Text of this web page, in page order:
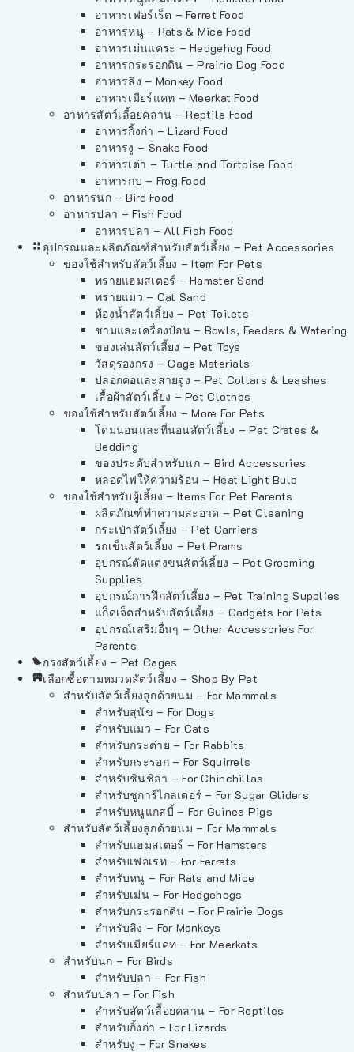
อาหารเฟอร์เร็ต – Ferret Food
อาหารหนู – Rats & Mice Food
อาหารเม่นแคระ – Hedgehog Food
อาหารกระรอกดิน – Prairie Dog Food
อาหารลิง – Monkey Food
อาหารเมียร์แคท – Meerkat Food
อาหารสัตว์เลี้อยคลาน – Reptile Food
อาหารกิ้งก่า – Lizard Food
อาหารงู – Snake Food
อาหารเต่า – Turtle and Tortoise Food
อาหารกบ – Frog Food
อาหารนก – Bird Food
อาหารปลา – Fish Food
อาหารปลา – All Fish Food
อุปกรณและผลิตภัณฑ์สำหรับสัตว์เลี้ยง – Pet Accessories
ของใช้สำหรับสัตว์เลี้ยง – Item For Pets
ทรายแฮมสเตอร์ – Hamster Sand
ทรายแมว – Cat Sand
ห้องน้ำสัตว์เลี้ยง – Pet Toilets
ชามและเครื่องป้อน – Bowls, Feeders & Watering
ของเล่นสัตว์เลี้ยง – Pet Toys
วัสดุรองกรง – Cage Materials
ปลอกคอและสายจูง – Pet Collars & Leashes
เสื้อผ้าสัตว์เลี้ยง – Pet Clothes
ของใช้สำหรับสัตว์เลี้ยง – More For Pets
โดมนอนและที่นอนสัตว์เลี้ยง – Pet Crates &
Bedding
ของประดับสำหรับนก – Bird Accessories
หลอดไฟให้ความร้อน – Heat Light Bulb
ของใช้สำหรับผู้เลี้ยง – Items For Pet Parents
ผลิตภัณฑ์ทำความสะอาด – Pet Cleaning
กระเป๋าสัตว์เลี้ยง – Pet Carriers
รถเข็นสัตว์เลี้ยง – Pet Prams
อุปกรณ์ตัดแต่งขนสัตว์เลี้ยง – Pet Grooming
Supplies
อุปกรณ์การฝึกสัตว์เลี้ยง – Pet Training Supplies
แก็ดเจ็ตสำหรับสัตว์เลี้ยง – Gadgets For Pets
อุปกรณ์เสริมอื่นๆ – Other Accessories For
Parents
กรงสัตว์เลี้ยง – Pet Cages
เลือกซื้อตามหมวดสัตว์เลี้ยง – Shop By Pet
สำหรับสัตว์เลี้ยงลูกด้วยนม – For Mammals
สำหรับสุนัข – For Dogs
สำหรับแมว – For Cats
สำหรับกระต่าย – For Rabbits
สำหรับกระรอก – For Squirrels
สำหรับชินชิล่า – For Chinchillas
สำหรับชูการ์ไกลเดอร์ – For Sugar Gliders
สำหรับหนูแกสบี้ – For Guinea Pigs
สำหรับสัตว์เลี้ยงลูกด้วยนม – For Mammals
สำหรับแฮมสเตอร์ – For Hamsters
สำหรับเฟอเรท – For Ferrets
สำหรับหนู – For Rats and Mice
สำหรับเม่น – For Hedgehogs
สำหรับกระรอกดิน – For Prairie Dogs
สำหรับลิง – For Monkeys
สำหรับเมียร์แคท – For Meerkats
สำหรับนก – For Birds
สำหรับปลา – For Fish
สำหรับปลา – For Fish
สำหรับสัตว์เลื้อยคลาน – For Reptiles
สำหรับกิ้งก่า – For Lizards
สำหรับงู – For Snakes